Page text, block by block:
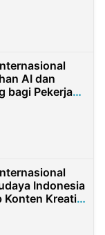
AI dan
bagi Pekerja
Taiwan
Indonesia
Konten Kreatif